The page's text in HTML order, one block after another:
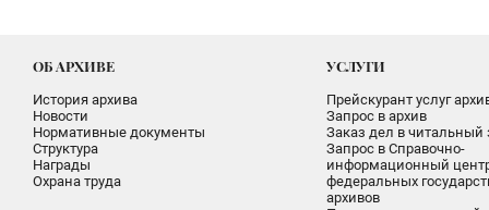
ОБ АРХИВЕ
История архива
Новости
Нормативные документы
Структура
Награды
Охрана труда
УСЛУГИ
Прейскурант услуг
Запрос в архив
Заказ дел в читальный
Запрос в Справочно-
информационный
федеральных
архивов